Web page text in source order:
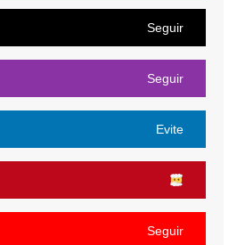
Seguir
Seguir
Evite
Seguir